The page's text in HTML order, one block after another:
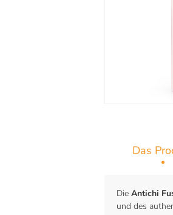
Das
Die Antichi
und des